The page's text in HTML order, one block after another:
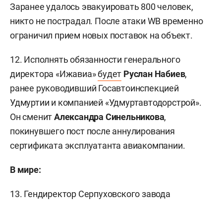
Заранее удалось эвакуировать 800 человек,
никто не пострадал. После атаки WB временно
ограничил прием новых поставок на объект.
12. Исполнять обязанности генерального
директора «Ижавиа»будет Руслан Набиев,
ранее руководивший Госавтоинспекцией
Удмуртии и компанией «Удмуртавтодорстрой».
Он сменитАлександра Синельникова,
покинувшего пост после аннулирования
сертификата эксплуатанта авиакомпании.
В мире:
13. Гендиректор Серпуховского завода